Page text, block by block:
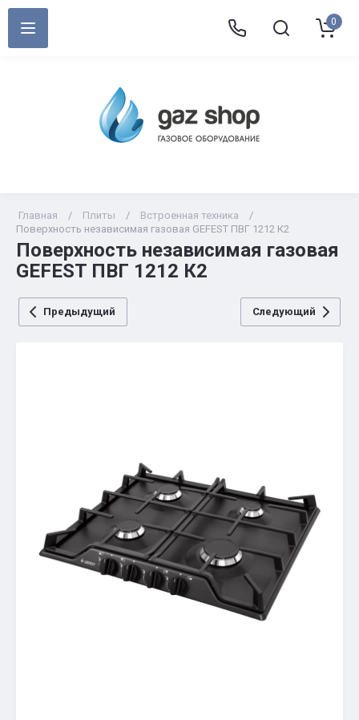
0
Главная / Плиты / Встроенная техника
/
Поверхность независимая газовая GEFEST ПВГ 1212 К2
Поверхность независимая газовая
GEFEST ПВГ 1212 К2
Предыдущий Следующий